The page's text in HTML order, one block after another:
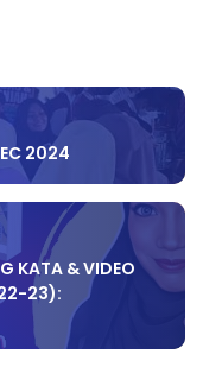
2024
KATA & VIDEO
22-23):